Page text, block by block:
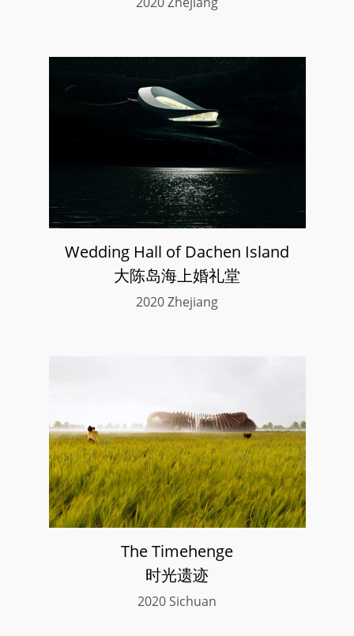
Wedding Hall of Dachen Island
大陈岛海上婚礼堂
2020 Zhejiang
The Timehenge
时光遗迹
2020 Sichuan